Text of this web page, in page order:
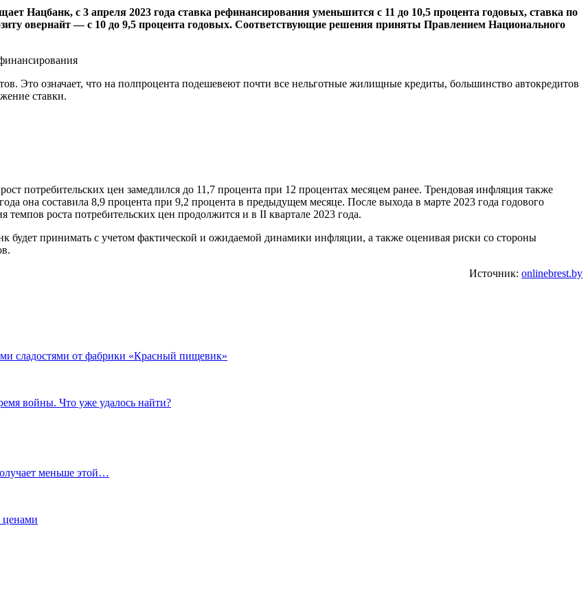
Нацбанк, с 3 апреля 2023 года ставка рефинансирования уменьшится с 11 до 10,5 процента годовых, ставка по
овернайт — с 10 до 9,5 процента годовых. Соответствующие решения приняты Правлением Национального
Это означает, что на полпроцента подешевеют почти все нельготные жилищные кредиты, большинство автокредитов
ставки.
потребительских цен замедлился до 11,7 процента при 12 процентах месяцем ранее. Трендовая инфляция также
она составила 8,9 процента при 9,2 процента в предыдущем месяце. После выхода в марте 2023 года годового
роста потребительских цен продолжится и в II квартале 2023 года.
принимать с учетом фактической и ожидаемой динамики инфляции, а также оценивая риски со стороны
Источник: onlinebrest.by
сладостями от фабрики «Красный пищевик»
войны. Что уже удалось найти?
меньше этой…
ценами